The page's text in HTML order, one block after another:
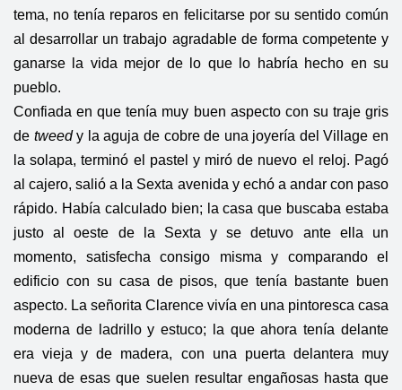
tema, no tenía reparos en felicitarse por su sentido común
al desarrollar un trabajo agradable de forma competente y
ganarse la vida mejor de lo que lo habría hecho en su
pueblo.
Confiada en que tenía muy buen aspecto con su traje gris
de tweedy la aguja de cobre de una joyería del Village en
la solapa, terminó el pastel y miró de nuevo el reloj. Pagó
al cajero, salió a la Sexta avenida y echó a andar con paso
rápido. Había calculado bien; la casa que buscaba estaba
justo al oeste de la Sexta y se detuvo ante ella un
momento, satisfecha consigo misma y comparando el
edificio con su casa de pisos, que tenía bastante buen
aspecto. La señorita Clarence vivía en una pintoresca casa
moderna de ladrillo y estuco; la que ahora tenía delante
era vieja y de madera, con una puerta delantera muy
nueva de esas que suelen resultar engañosas hasta que